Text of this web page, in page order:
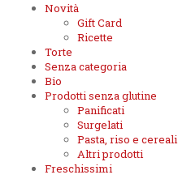
Novità
Gift Card
Ricette
Torte
Senza categoria
Bio
Prodotti senza glutine
Panificati
Surgelati
Pasta, riso e cereali
Altri prodotti
Freschissimi